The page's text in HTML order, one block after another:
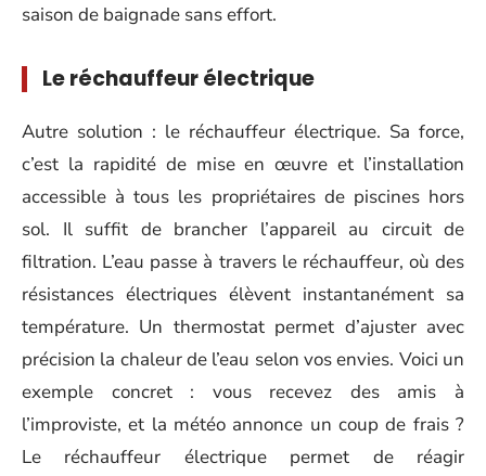
saison de baignade sans effort.
Le réchauffeur électrique
Autre solution : le réchauffeur électrique. Sa force,
c’est la rapidité de mise en œuvre et l’installation
accessible à tous les propriétaires de piscines hors
sol. Il suffit de brancher l’appareil au circuit de
filtration. L’eau passe à travers le réchauffeur, où des
résistances électriques élèvent instantanément sa
température. Un thermostat permet d’ajuster avec
précision la chaleur de l’eau selon vos envies. Voici un
exemple concret : vous recevez des amis à
l’improviste, et la météo annonce un coup de frais ?
Le réchauffeur électrique permet de réagir